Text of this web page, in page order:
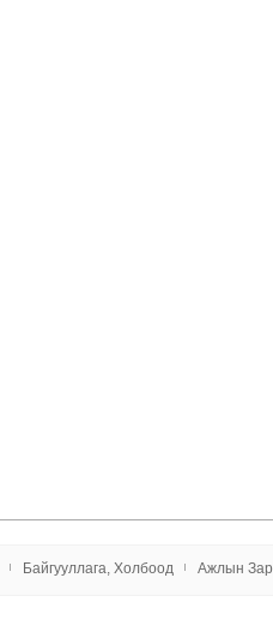
Байгууллага, Холбоод Ажлын Зар